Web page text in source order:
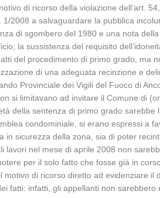
di ricorso della violazione dell’art.
1/2008 a salvaguardare la pubblica
di sgombero del 1980 e una nota
la sussistenza del requisito
del procedimento di primo grado, ma
di una adeguata recinzione e
Provinciale dei Vigili del Fuoco di
si limitavano ad invitare il Comune di
della sentenza di primo grado
condominiale, si erano espressi a
in sicurezza della zona, sia di poter
lavori nel mese di aprile 2008 non
per il solo fatto che fosse già in
motivo di ricorso diretto ad evidenziare il
fatti: infatti, gli appellanti non